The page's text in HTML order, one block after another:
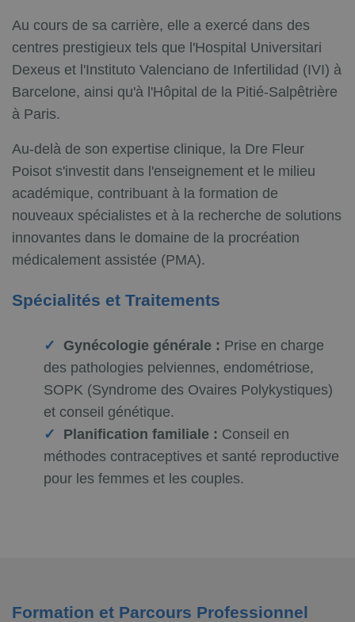
Au cours de sa carrière, elle a exercé dans des
centres prestigieux tels que l'Hospital Universitari
Dexeus et l'Instituto Valenciano de Infertilidad (IVI) à
Barcelone, ainsi qu'à l'Hôpital de la Pitié-Salpêtrière
à Paris.
Au-delà de son expertise clinique, la Dre Fleur
Poisot s'investit dans l'enseignement et le milieu
académique, contribuant à la formation de
nouveaux spécialistes et à la recherche de solutions
innovantes dans le domaine de la procréation
médicalement assistée (PMA).
Spécialités et Traitements
Gynécologie générale : Prise en charge
des pathologies pelviennes, endométriose,
SOPK (Syndrome des Ovaires Polykystiques)
et conseil génétique.
Planification familiale : Conseil en
méthodes contraceptives et santé reproductive
pour les femmes et les couples.
Formation et Parcours Professionnel